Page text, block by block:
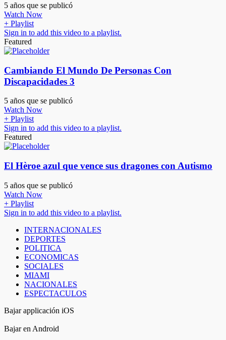
5 años que se publicó
Watch Now
+ Playlist
Sign in to add this video to a playlist.
Featured
Cambiando El Mundo De Personas Con
Discapacidades 3
5 años que se publicó
Watch Now
+ Playlist
Sign in to add this video to a playlist.
Featured
El Hèroe azul que vence sus dragones con Autismo
5 años que se publicó
Watch Now
+ Playlist
Sign in to add this video to a playlist.
INTERNACIONALES
DEPORTES
POLITICA
ECONOMICAS
SOCIALES
MIAMI
NACIONALES
ESPECTACULOS
Bajar applicación iOS
Bajar en Android